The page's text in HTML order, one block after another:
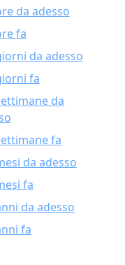
da adesso
fa
da adesso
fa
da
fa
da adesso
fa
da adesso
fa